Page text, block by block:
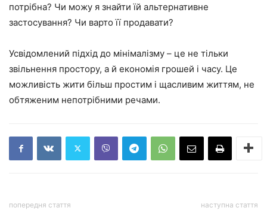
потрібна? Чи можу я знайти їй альтернативне
застосування? Чи варто її продавати?
Усвідомлений підхід до мінімалізму – це не тільки
звільнення простору, а й економія грошей і часу. Це
можливість жити більш простим і щасливим життям, не
обтяженим непотрібними речами.
попередня стаття наступна стаття